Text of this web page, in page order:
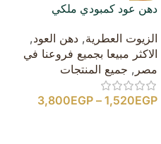
دهن عود كمبودي ملكي
الزيوت العطرية, دهن العود,
الاكثر مبيعا بجميع فروعنا في
مصر , جميع المنتجات
1,520EGP
–
3,800EGP